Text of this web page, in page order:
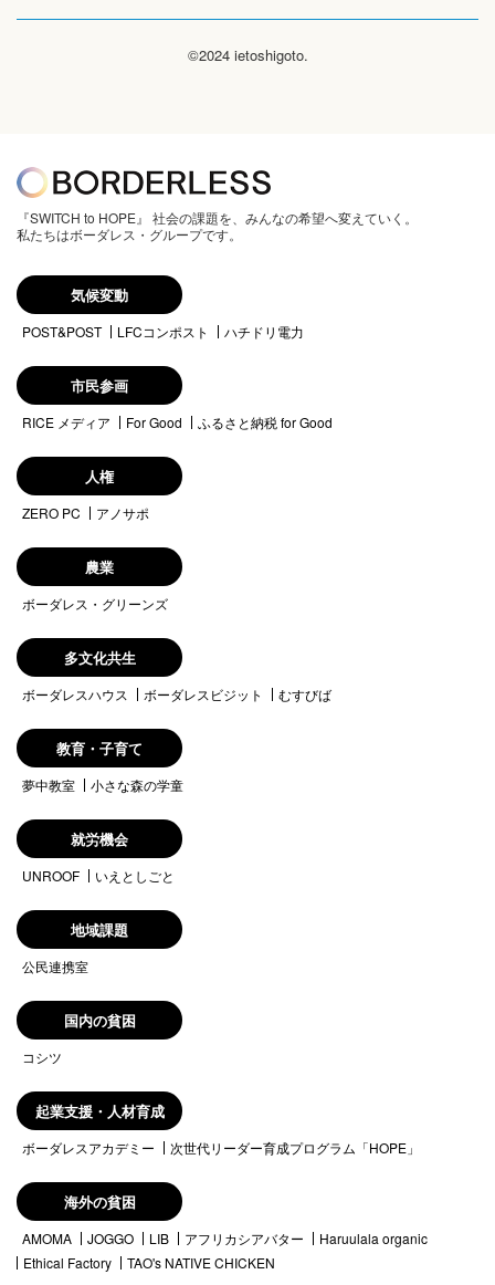
©2024 ietoshigoto.
『SWITCH to HOPE』 社会の課題を、みんなの希望へ変えていく。
私たちはボーダレス・グループです。
気候変動
POST&POST LFCコンポスト ハチドリ電力
市民参画
RICE メディア For Good ふるさと納税 for Good
人権
ZERO PC アノサポ
農業
ボーダレス・グリーンズ
多文化共生
ボーダレスハウス ボーダレスビジット むすびば
教育・子育て
夢中教室 小さな森の学童
就労機会
UNROOF いえとしごと
地域課題
公民連携室
国内の貧困
コシツ
起業支援・人材育成
ボーダレスアカデミー 次世代リーダー育成プログラム「HOPE」
海外の貧困
AMOMA JOGGO LIB アフリカシアバター
Haruulala organic
Ethical Factory
TAO's NATIVE CHICKEN